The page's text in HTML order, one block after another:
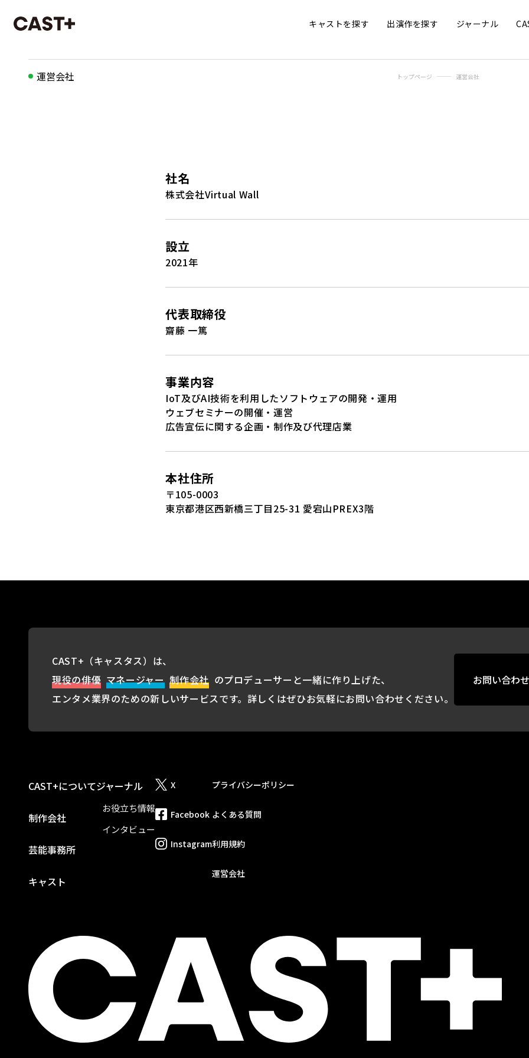
キャストを探す 出演作を探す ジャーナル
運営会社 トップページ 運営会社
社名
株式会社Virtual Wall
設立
2021年
代表取締役
齋藤 一篤
事業内容
IoT及びAI技術を利用したソフトウェアの開発・運用
ウェブセミナーの開催・運営
広告宣伝に関する企画・制作及び代理店業
本社住所
〒105-0003
東京都港区西新橋三丁目25-31 愛宕山PREX3階
CAST+（キャスタス）は、
現役の俳優 マネージャー 制作会社 のプロデューサーと一緒に作り上げた、
エンタメ業界のための新しいサービスです。詳しくはぜひお気軽にお問い合わせください。
お問い合わ
CAST+について
制作会社
芸能事務所
キャスト
ジャーナル
お役立ち情報
インタビュー
X
Facebook
Instagram
プライバシーポリシー
よくある質問
利用規約
運営会社